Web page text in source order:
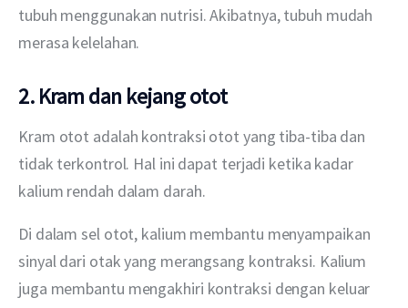
tubuh menggunakan nutrisi. Akibatnya, tubuh mudah
merasa kelelahan.
2. Kram dan kejang otot
Kram otot adalah kontraksi otot yang tiba-tiba dan
tidak terkontrol. Hal ini dapat terjadi ketika kadar
kalium rendah dalam darah.
Di dalam sel otot, kalium membantu menyampaikan
sinyal dari otak yang merangsang kontraksi. Kalium
juga membantu mengakhiri kontraksi dengan keluar